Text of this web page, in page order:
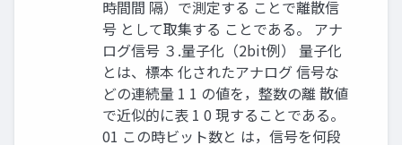
時間間 隔）で測定する ことで離散信
号 として取集する ことである。 アナ
ログ信号 ３.量子化（2bit例） 量子化
とは、標本 化されたアナログ 信号な
どの連続量 1 1 の値を，整数の離 散値
で近似的に表 1 0 現することである。
01 この時ビット数と は，信号を何段